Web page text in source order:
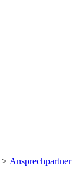
> Ansprechpartner